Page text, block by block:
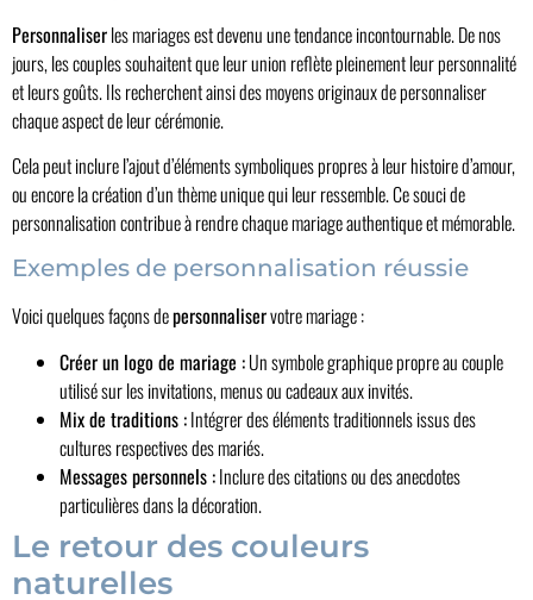
Personnaliserles mariages est devenu une tendance incontournable. De nos
jours, les couples souhaitent que leur union reflète pleinement leur personnalité
et leurs goûts. Ils recherchent ainsi des moyens originaux de personnaliser
chaque aspect de leur cérémonie.
Cela peut inclure l’ajout d’éléments symboliques propres à leur histoire d’amour,
ou encore la création d’un thème unique qui leur ressemble. Ce souci de
personnalisation contribue à rendre chaque mariage authentique et mémorable.
Exemples de personnalisation réussie
Voici quelques façons depersonnaliservotre mariage :
Créer un logo de mariage :Un symbole graphique propre au couple
utilisé sur les invitations, menus ou cadeaux aux invités.
Mix de traditions :Intégrer des éléments traditionnels issus des
cultures respectives des mariés.
Messages personnels :Inclure des citations ou des anecdotes
particulières dans la décoration.
Le retour des couleurs
naturelles